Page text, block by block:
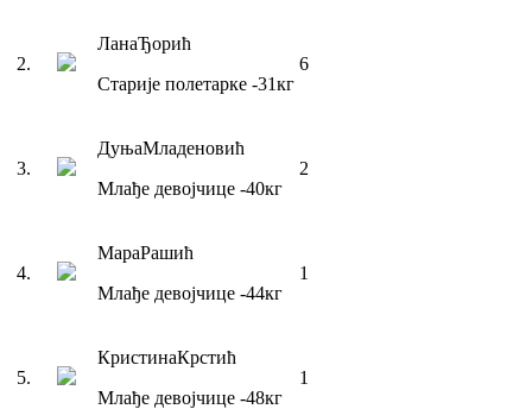
2.
ЛанаЂорић
Старије полетарке -31кг
6
3.
ДуњаМладеновић
Млађе девојчице -40кг
2
4.
МараРашић
Млађе девојчице -44кг
1
5.
КристинаКрстић
Млађе девојчице -48кг
1